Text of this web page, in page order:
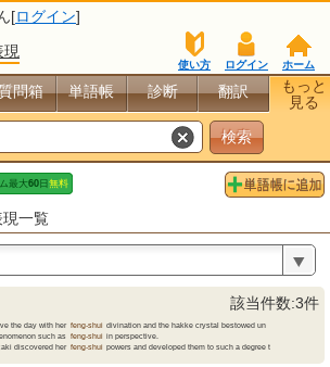
[ログイン]
ホーム
ログイン
使い方
問箱 単語帳 診断 翻訳
もっと
見る
現一覧
該当件数:3件
the day with her feng-shui divination and the hakke crystal bestowed un
such as feng-shui in perspective.
discovered her feng-shui powers and developed them to such a degree t